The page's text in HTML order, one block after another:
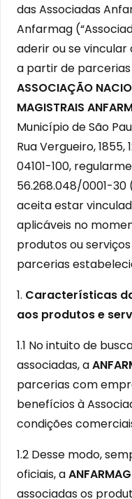
das Associadas
Anfarmag
aderir ou se
a partir de
ASSOCIAÇÃO
MAGISTRAIS
Município de São
Rua Vergueiro, 1855,
04101-100,
56.268.048/0001-30
aceita estar
aplicáveis no
produtos ou
parcerias
1. Características
aos produtos e
1.1 No intuito de
associadas, a
parcerias com
benefícios à
condições
1.2 Desse modo,
oficiais, aANFARMAG
associadas os